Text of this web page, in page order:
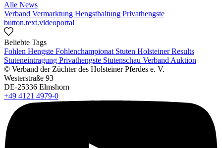
Alle News
Verband Vermarktung Hengsthaltung Privathengste
button.text.videoportal
Beliebte Tags
Fohlen Hengste Fohlenchampionat Stuten Holsteiner Results
Stuteneintragung Privathengste Stutenschau Verband Auktion
© Verband der Züchter des Holsteiner Pferdes e. V.
Westerstraße 93
DE-25336 Elmshorn
+49 4121 4979-0